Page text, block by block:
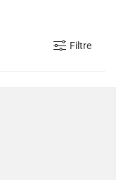
Filtre